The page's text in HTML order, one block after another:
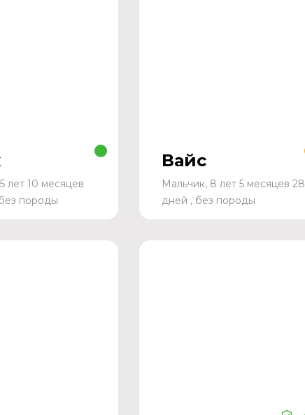
лет 10 месяцев
породы
Вайс
Мальчик, 8 лет 5 месяцев 28
дней , без породы